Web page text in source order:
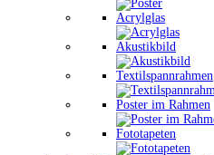
Acrylglas
Akustikbild
Textilspannrahmen
Poster im Rahmen
Fototapeten